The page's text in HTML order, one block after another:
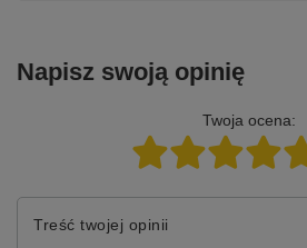
Napisz swoją opinię
Twoja ocena:
Treść twojej opinii